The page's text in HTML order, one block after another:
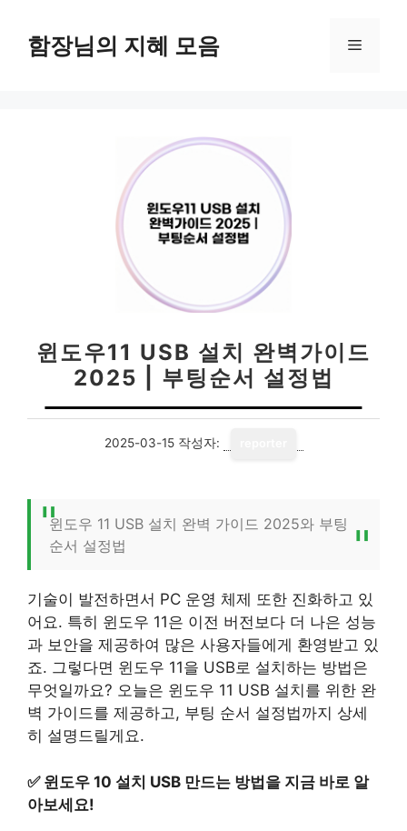
함장님의 지혜 모음 메
윈도우11 USB 설치 완벽가이드
2025 | 부팅순서 설정법
2025-03-15 작성자:
윈도우 11 USB 설치 완벽 가이드 2025와 부팅
순서 설정법
기술이 발전하면서 PC 운영 체제 또한 진화하고 있
어요. 특히 윈도우 11은 이전 버전보다 더 나은 성능
과 보안을 제공하여 많은 사용자들에게 환영받고 있
죠. 그렇다면 윈도우 11을 USB로 설치하는 방법은
무엇일까요? 오늘은 윈도우 11 USB 설치를 위한 완
벽 가이드를 제공하고, 부팅 순서 설정법까지 상세
히 설명드릴게요.
✅ 윈도우 10 설치 USB 만드는 방법을 지금 바로 알
아보세요!